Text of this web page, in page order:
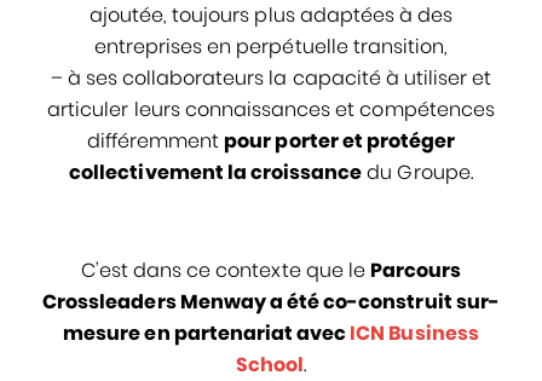
ajoutée, toujours plus adaptées à des
entreprises en perpétuelle transition,
– à ses collaborateurs la capacité à utiliser et
articuler leurs connaissances et compétences
différemment pour porter et protéger
collectivement la croissancedu Groupe.
C’est dans ce contexte que le Parcours
Crossleaders Menway a été co-construit sur-
mesure en partenariat avecICN Business
School.